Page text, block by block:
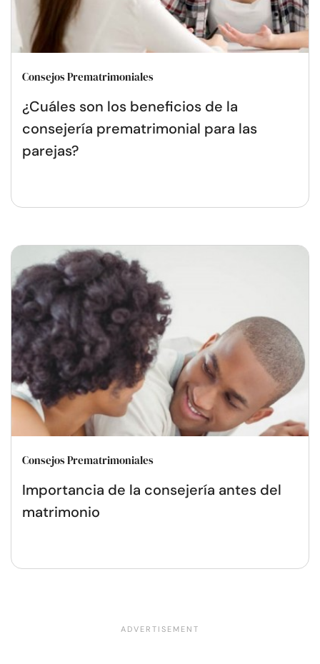
Consejos Prematrimoniales
¿Cuáles son los beneficios de la
consejería prematrimonial para las
parejas?
Consejos Prematrimoniales
Importancia de la consejería antes del
matrimonio